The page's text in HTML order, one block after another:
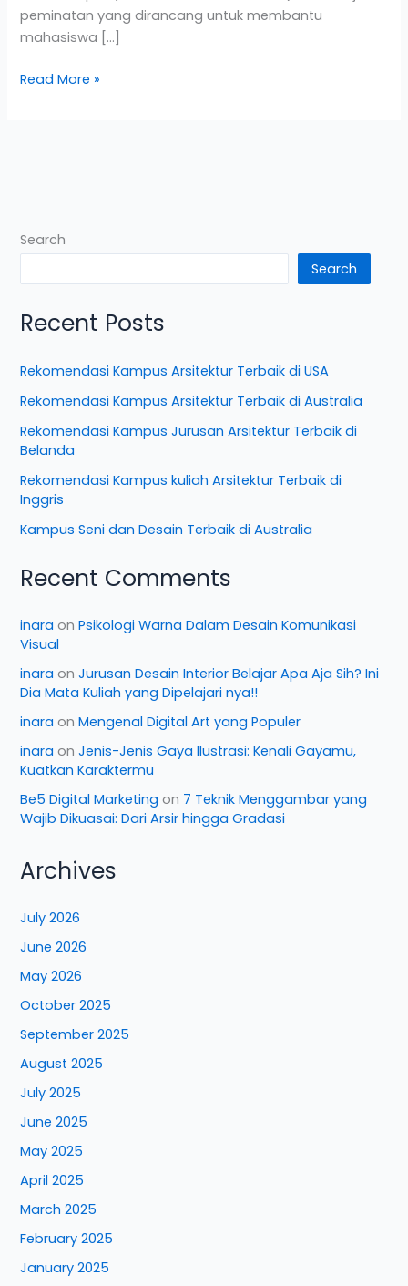
peminatan yang dirancang untuk membantu
mahasiswa […]
Read More »
Search
Search
Recent Posts
Rekomendasi Kampus Arsitektur Terbaik di USA
Rekomendasi Kampus Arsitektur Terbaik di Australia
Rekomendasi Kampus Jurusan Arsitektur Terbaik di
Belanda
Rekomendasi Kampus kuliah Arsitektur Terbaik di
Inggris
Kampus Seni dan Desain Terbaik di Australia
Recent Comments
inara onPsikologi Warna Dalam Desain Komunikasi
Visual
inara onJurusan Desain Interior Belajar Apa Aja Sih? Ini
Dia Mata Kuliah yang Dipelajari nya!!
inara onMengenal Digital Art yang Populer
inara onJenis-Jenis Gaya Ilustrasi: Kenali Gayamu,
Kuatkan Karaktermu
Be5 Digital Marketing on 7 Teknik Menggambar yang
Wajib Dikuasai: Dari Arsir hingga Gradasi
Archives
July 2026
June 2026
May 2026
October 2025
September 2025
August 2025
July 2025
June 2025
May 2025
April 2025
March 2025
February 2025
January 2025